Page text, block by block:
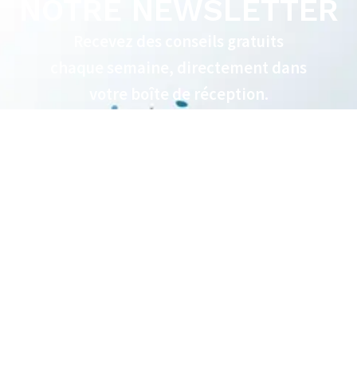
NOTRE NEWSLETTER
chaque semaine, directement dans
votre boîte de réception.